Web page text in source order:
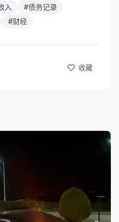
入 #债务记录
#财经
收藏